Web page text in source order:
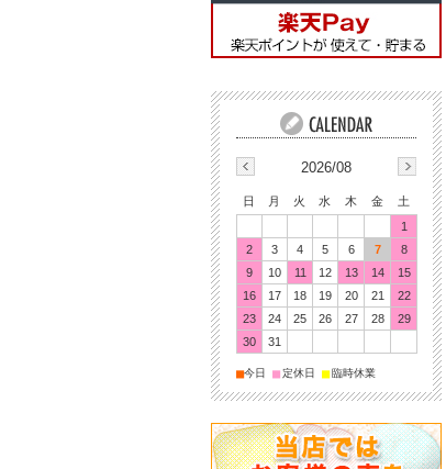
2026/08
日 月 火 水 木 金
土
1
2
3 4 5 6 7
8
9
10 11 12 13 14
15
16
17 18 19 20 21
22
23
24 25 26 27 28
29
30
31
■今日 ■定休日 ■臨時休業